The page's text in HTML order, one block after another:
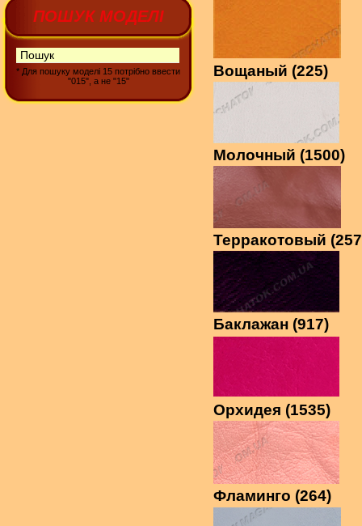
ПОШУК МОДЕЛІ
* Для пошуку моделі 15 потрібно ввести
"015", а не "15"
Вощаный (225)
Молочный (1500)
Терракотовый
Баклажан (917)
Орхидея (1535)
Фламинго (264)